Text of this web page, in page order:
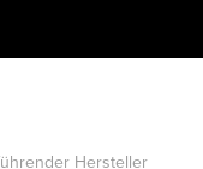
Hersteller